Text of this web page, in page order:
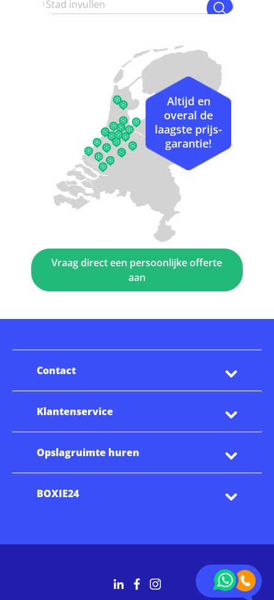
Vraag direct een persoonlijke offerte
aan
Altijd en
overal de
laagste prijs-
garantie!
Contact
Klantenservice
Opslagruimte huren
BOXIE24